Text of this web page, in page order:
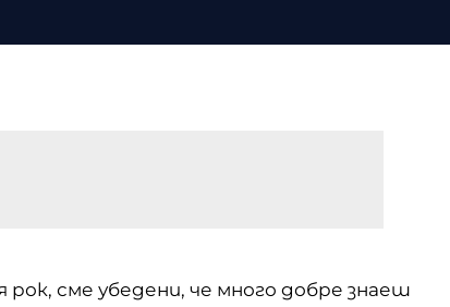
сме убедени, че много добре знаеш